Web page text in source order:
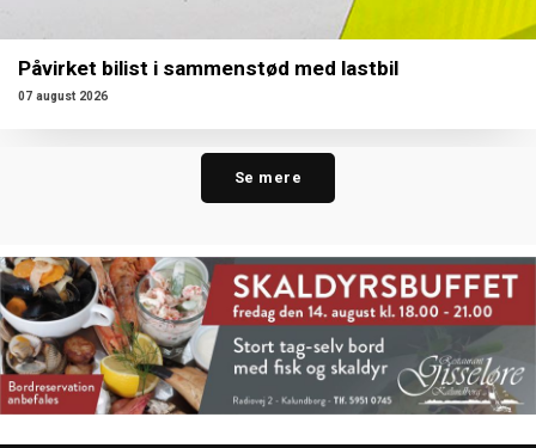
Påvirket bilist i sammenstød med lastbil
07 august 2026
Se mere